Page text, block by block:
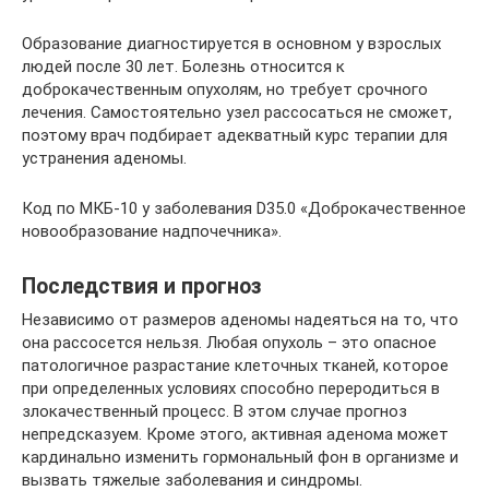
Образование диагностируется в основном у взрослых
людей после 30 лет. Болезнь относится к
доброкачественным опухолям, но требует срочного
лечения. Самостоятельно узел рассосаться не сможет,
поэтому врач подбирает адекватный курс терапии для
устранения аденомы.
Код по МКБ-10 у заболевания D35.0 «Доброкачественное
новообразование надпочечника».
Последствия и прогноз
Независимо от размеров аденомы надеяться на то, что
она рассосется нельзя. Любая опухоль – это опасное
патологичное разрастание клеточных тканей, которое
при определенных условиях способно переродиться в
злокачественный процесс. В этом случае прогноз
непредсказуем. Кроме этого, активная аденома может
кардинально изменить гормональный фон в организме и
вызвать тяжелые заболевания и синдромы.